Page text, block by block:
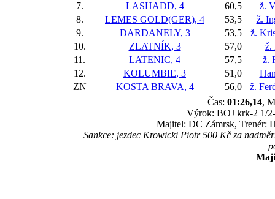
7.
LASHADD, 4 60,5
ž.
8.
LEMES GOLD(GER), 4 53,5
ž.
9.
DARDANELY, 3 53,5
ž.
10.
ZLATNÍK, 3 57,0
ž.
11.
LATENIC, 4 57,5
ž.
12.
KOLUMBIE, 3 51,0
ZN
KOSTA BRAVA, 4 56,0
ž.
Čas: 01:26,14,
Výrok: BOJ krk-2 1/
Majitel: DC Zámrsk, Trenér:
Sankce: jezdec Krowicki Piotr 500 Kč za